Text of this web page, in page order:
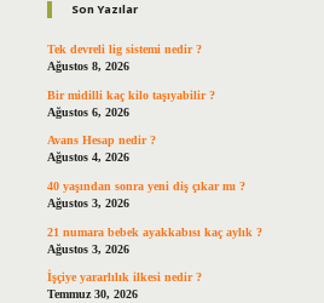
Son Yazılar
Tek devreli lig sistemi nedir ?
Ağustos 8, 2026
Bir midilli kaç kilo taşıyabilir ?
Ağustos 6, 2026
Avans Hesap nedir ?
Ağustos 4, 2026
40 yaşından sonra yeni diş çıkar mı ?
Ağustos 3, 2026
21 numara bebek ayakkabısı kaç aylık ?
Ağustos 3, 2026
İşçiye yararlılık ilkesi nedir ?
Temmuz 30, 2026